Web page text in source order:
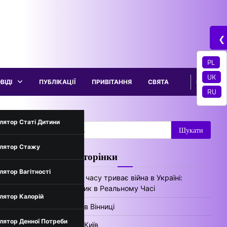
Статі Дитини
Стажу
Вагітності
Калорій
Денної Потреби
України
ПУБЛІКАЦІЇ ПРИВІТАННЯ СВЯТА
Пошук:
Цікаві сторінки
Скільки часу триває війна в Україні:
Лічильник в Реальному Часі
Погода в Вінниці
Погода Київ
❮
PL
UK
RU